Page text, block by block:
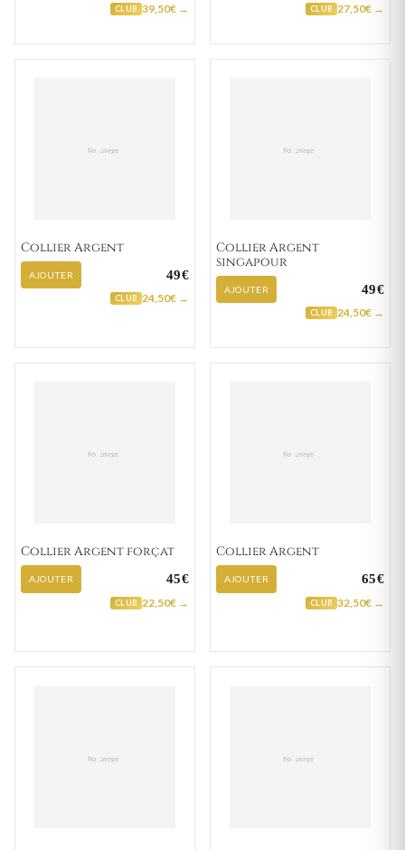
CLUB 39,50€ → CLUB 27,50€ →
Collier Argent
AJOUTER 49€
CLUB 24,50€ →
Collier Argent
singapour
AJOUTER 49€
CLUB 24,50€ →
Collier Argent forçat
AJOUTER 45€
CLUB 22,50€ →
Collier Argent
AJOUTER 65€
CLUB 32,50€ →